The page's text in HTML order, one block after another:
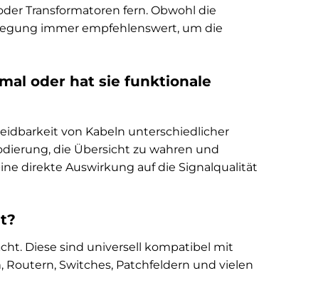
Transformatoren fern. Obwohl die
immer empfehlenswert, um die
oder hat sie funktionale
von Kabeln unterschiedlicher
die Übersicht zu wahren und
direkte Auswirkung auf die Signalqualität
Diese sind universell kompatibel mit
Switches, Patchfeldern und vielen